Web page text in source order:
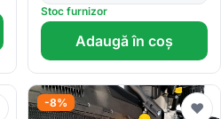
Stoc furnizor
Adaugă în coș
-8% ♥